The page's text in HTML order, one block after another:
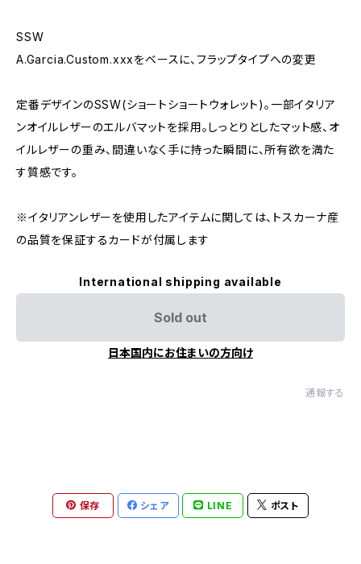
SSW
A.Garcia.Custom.xxxをベースに、フラップタイプへの変更
定番デザインのSSW(ショートショートウォレット)。一部イタリア
ンオイルレザーのエルバマットを採用。しっとりとしたマット感、オ
イルレザーの重み、間違いなく手に持った瞬間に、所有欲を満た
す質感です。
※イタリアンレザーを使用したアイテムに関しては、トスカーナ産
の品質を保証するカードが付属します
International shipping available
Sold out
日本国内にお住まいの方向け
通報する
保存 シェア LINE ポスト